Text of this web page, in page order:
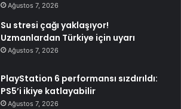
Ağustos 7, 2026
Su stresi çağı yaklaşıyor!
Uzmanlardan Türkiye için uyarı
Ağustos 7, 2026
PlayStation 6 performansı sızdırıldı:
PS5’i ikiye katlayabilir
Ağustos 7, 2026